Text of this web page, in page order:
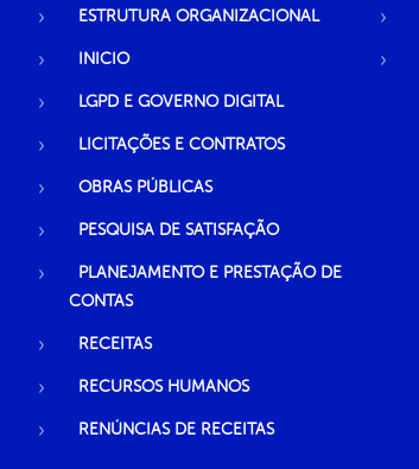
ESTRUTURA ORGANIZACIONAL
INICIO
LGPD E GOVERNO DIGITAL
LICITAÇÕES E CONTRATOS
OBRAS PÚBLICAS
PESQUISA DE SATISFAÇÃO
PLANEJAMENTO E PRESTAÇÃO DE
CONTAS
RECEITAS
RECURSOS HUMANOS
RENÚNCIAS DE RECEITAS